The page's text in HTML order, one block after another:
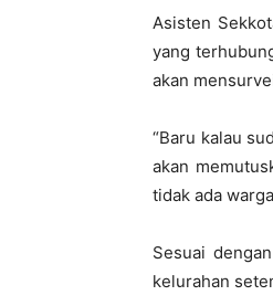
Asisten
yang
akan
“Baru kalau
akan
tidak ada
Sesuai
kelurahan